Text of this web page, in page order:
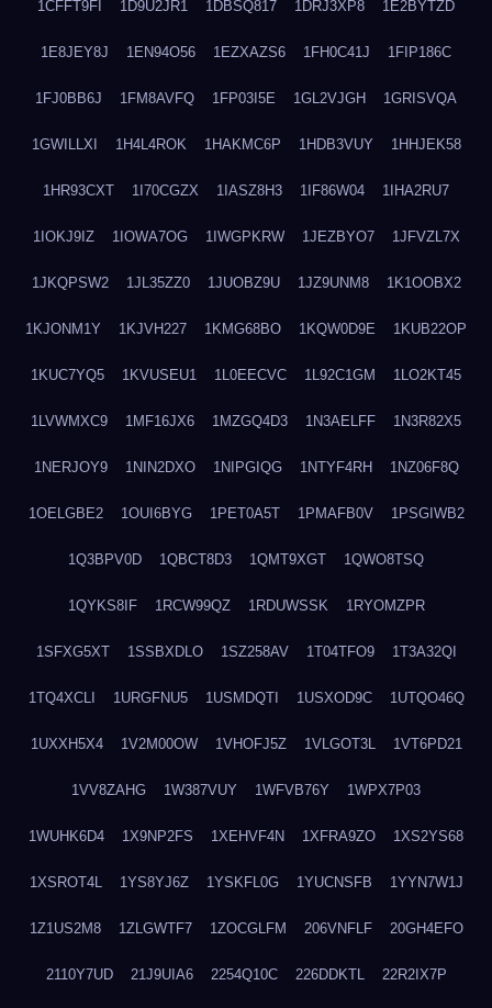
1CFFT9FI 1D9U2JR1 1DBSQ817 1DRJ3XP8 1E2BYTZD
1E8JEY8J 1EN94O56 1EZXAZS6 1FH0C41J 1FIP186C
1FJ0BB6J 1FM8AVFQ 1FP03I5E 1GL2VJGH 1GRISVQA
1GWILLXI 1H4L4ROK 1HAKMC6P 1HDB3VUY 1HHJEK58
1HR93CXT 1I70CGZX 1IASZ8H3 1IF86W04 1IHA2RU7
1IOKJ9IZ 1IOWA7OG 1IWGPKRW 1JEZBYO7 1JFVZL7X
1JKQPSW2 1JL35ZZ0 1JUOBZ9U 1JZ9UNM8 1K1OOBX2
1KJONM1Y 1KJVH227 1KMG68BO 1KQW0D9E 1KUB22OP
1KUC7YQ5 1KVUSEU1 1L0EECVC 1L92C1GM 1LO2KT45
1LVWMXC9 1MF16JX6 1MZGQ4D3 1N3AELFF 1N3R82X5
1NERJOY9 1NIN2DXO 1NIPGIQG 1NTYF4RH 1NZ06F8Q
1OELGBE2 1OUI6BYG 1PET0A5T 1PMAFB0V 1PSGIWB2
1Q3BPV0D 1QBCT8D3 1QMT9XGT 1QWO8TSQ
1QYKS8IF 1RCW99QZ 1RDUWSSK 1RYOMZPR
1SFXG5XT 1SSBXDLO 1SZ258AV 1T04TFO9 1T3A32QI
1TQ4XCLI 1URGFNU5 1USMDQTI 1USXOD9C 1UTQO46Q
1UXXH5X4 1V2M00OW 1VHOFJ5Z 1VLGOT3L 1VT6PD21
1VV8ZAHG 1W387VUY 1WFVB76Y 1WPX7P03
1WUHK6D4 1X9NP2FS 1XEHVF4N 1XFRA9ZO 1XS2YS68
1XSROT4L 1YS8YJ6Z 1YSKFL0G 1YUCNSFB 1YYN7W1J
1Z1US2M8 1ZLGWTF7 1ZOCGLFM 206VNFLF 20GH4EFO
2110Y7UD 21J9UIA6 2254Q10C 226DDKTL 22R2IX7P